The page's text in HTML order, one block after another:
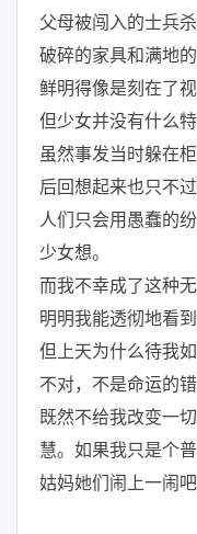
父母被闯入的士兵
破碎的家具和满地
鲜明得像是刻在了视
但少女并没有什么特
虽然事发当时躲在
后回想起来也只不
人们只会用愚蠢的
少女想。
而我不幸成了这种
明明我能透彻地看到
但上天为什么待我如
不对，不是命运的
既然不给我改变一
慧。如果我只是个
姑妈她们闹上一闹吧